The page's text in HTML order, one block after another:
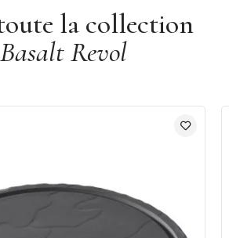
la collection
Revol